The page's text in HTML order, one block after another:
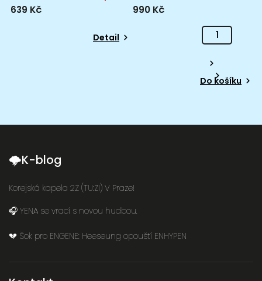
639 Kč
Detail
990 Kč
Do košíku
🌩K-blog
Korejská kapela 2Z (TU:ZI) V Praze!
🎧 YENA se vrací s novou hudbou.
💔 Šok pro ENGENE: Heeseung opouští ENHYPEN